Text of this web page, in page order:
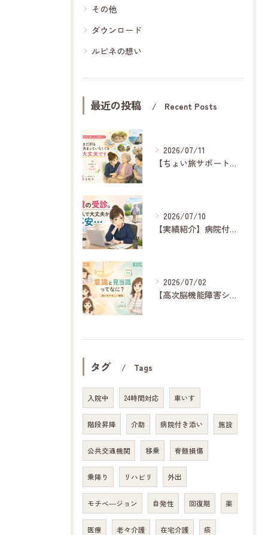
その他
ダウンロード
ルピネの想い
最近の投稿 Recent Posts
2026/07/11
【ちょい旅サポート】旅行付き添い相談ガイド
2026/07/10
【実績紹介】病院付き添いと受診レポート
2026/07/02
【高次脳機能障害シリーズ】意識と見当識とは？
タグ Tags
入院中 24時間対応 車いす
階段昇降 介助 病院付き添い 施設
公共交通機関 移乗 脊髄損傷
乗降り リハビリ 外出
モチベ―ジョン 自発性 回復期 薬
医療 老々介護 在宅介護 痰